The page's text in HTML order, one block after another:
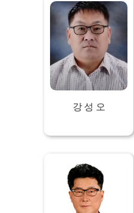
강 성 오